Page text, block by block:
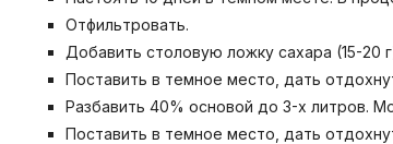
Отфильтровать.
Добавить столовую ложку сахара (15-20
Поставить в темное место, дать
Разбавить 40% основой до 3-х литров.
Поставить в темное место, дать